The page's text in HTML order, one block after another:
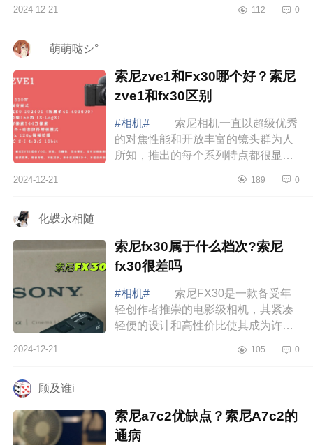
r62和索尼a7m4哪个更好 佳能r62
2024-12-21 112 0
ゞ萌萌哒シ°
索尼zve1和Fx30哪个好？索尼
zve1和fx30区别
#相机#
索尼相机一直以超级优秀
的对焦性能和开放丰富的镜头群为人
所知，推出的每个系列特点都很显
和Fx30哪个好？索尼zve1和fx30区
2024-12-21 189 0
化蝶永相随
索尼fx30属于什么档次?索尼
fx30很差吗
#相机#
索尼FX30是一款备受年
轻创作者推崇的电影级相机，其紧凑
轻便的设计和高性价比使其成为许多
下面小编为大家介绍下索尼fx30属于
2024-12-21 105 0
顾及谁i
索尼a7c2优缺点？索尼A7c2的
通病